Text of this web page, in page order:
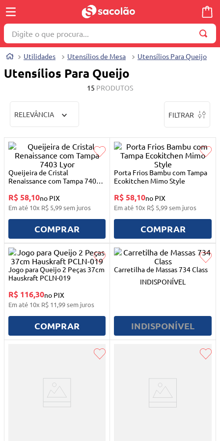
Digite o que procura...
Utilidades Utensílios de Mesa Utensílios Para Queijo
Utensílios Para Queijo
15 PRODUTOS
RELEVÂNCIA FILTRAR
Queijeira de Cristal
Renaissance com Tampa 7403
R$ 58,10no PIX
Em até 10x R$ 5,99sem juros
COMPRAR
Porta Frios Bambu com Tampa
Ecokitchen Mimo Style
R$ 58,10no PIX
Em até 10x R$ 5,99sem juros
COMPRAR
Jogo para Queijo 2 Peças 37cm
Hauskraft PCLN-019
R$ 116,30no PIX
Em até 10x R$ 11,99sem juros
COMPRAR
Carretilha de Massas 734 Class
INDISPONÍVEL
INDISPONÍVEL
TERMOS MAIS BUSCADOS
1º
2º
brinquedo
máquina costura
5º
cosmetico
º
carrinho reversível
7º
truss
9º
berço